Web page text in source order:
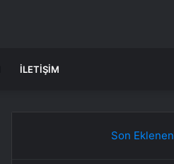
İLETIŞIM
Son Eklenen